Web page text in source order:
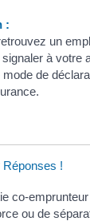
:
un
à votre
mode de
!
co-
ou de